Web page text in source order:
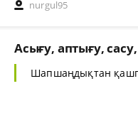
nurgul95
Асығу, аптығу,
Шапшаңдықтан